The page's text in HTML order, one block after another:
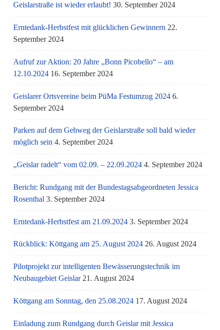
Geislarstraße ist wieder erlaubt! 30. September 2024
Erntedank-Herbstfest mit glücklichen Gewinnern 22.
September 2024
Aufruf zur Aktion: 20 Jahre „Bonn Picobello“ – am
12.10.2024 16. September 2024
Geislarer Ortsvereine beim PüMa Festumzug 2024 6.
September 2024
Parken auf dem Gehweg der Geislarstraße soll bald wieder
möglich sein 4. September 2024
„Geislar radelt“ vom 02.09. – 22.09.2024 4. September 2024
Bericht: Rundgang mit der Bundestagsabgeordneten Jessica
Rosenthal 3. September 2024
Erntedank-Herbstfest am 21.09.2024 3. September 2024
Rückblick: Köttgang am 25. August 2024 26. August 2024
Pilotprojekt zur intelligenten Bewässerungstechnik im
Neubaugebiet Geislar 21. August 2024
Köttgang am Sonntag, den 25.08.2024 17. August 2024
Einladung zum Rundgang durch Geislar mit Jessica